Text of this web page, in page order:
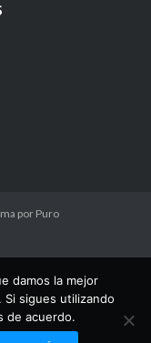
por Puro
damos la mejor
sigues utilizando
de acuerdo.